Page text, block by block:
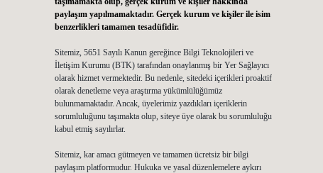
paylaşım yapılmamaktadır. Gerçek kurum ve kişiler ile isim
benzerlikleri tamamen tesadüfidir.
Sitemiz, 5651 Sayılı Kanun gereğince Bilgi Teknolojileri ve
İletişim Kurumu (BTK) tarafından onaylanmış bir Yer Sağlayıcı
olarak hizmet vermektedir. Bu nedenle, sitedeki içerikleri proaktif
olarak denetleme veya araştırma yükümlülüğümüz
bulunmamaktadır. Ancak, üyelerimiz yazdıkları içeriklerin
sorumluluğunu taşımakta olup, siteye üye olarak bu sorumluluğu
kabul etmiş sayılırlar.
Sitemiz, kar amacı gütmeyen ve tamamen ücretsiz bir bilgi
paylaşım platformudur. Hukuka ve yasal düzenlemelere aykırı